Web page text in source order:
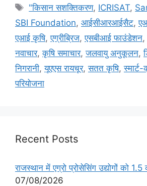
"किसान सशक्तिकरण, ICRISAT,
SBI Foundation, आईसीआरआईसैट,
एआई कृषि,एग्रीब्रिज,एसबीआई फाउंडेशन,
नवाचार,कृषि समाचार,जलवायु अनुकूलन,
निगरानी,यूएएस रायचूर,सतत कृषि,स्मार्ट-
परियोजना
Recent Posts
राजस्थान में एग्रो प्रोसेसिंग उद्योगों को
07/08/2026